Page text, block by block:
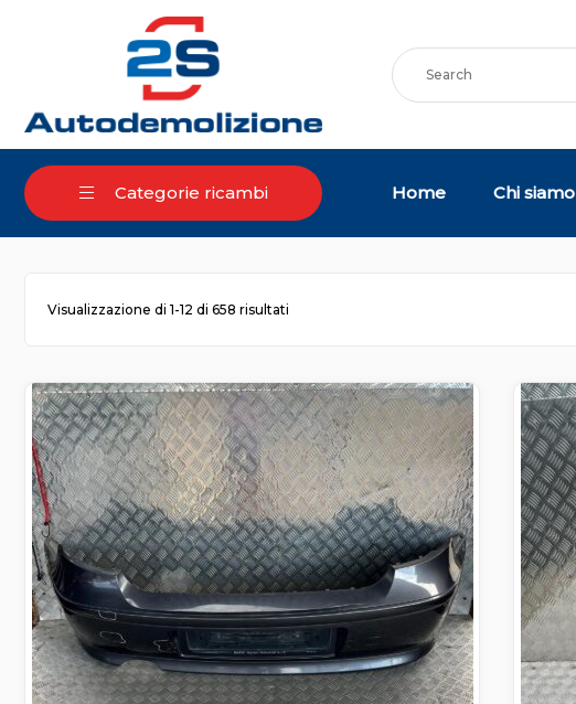
Categorie ricambi Home Chi siamo
Visualizzazione di 1-12 di 658 risultati
al
più
recente